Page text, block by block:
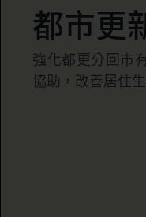
都市更
強化都更分回市
協助，改善居住